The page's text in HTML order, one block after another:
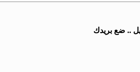
.. ضع بريدك